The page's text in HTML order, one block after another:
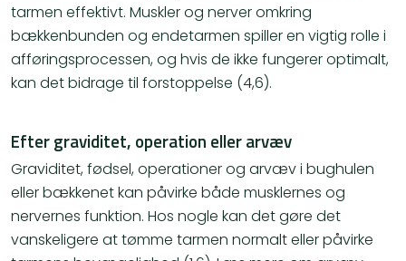
tarmen effektivt. Muskler og nerver omkring
bækkenbunden og endetarmen spiller en vigtig rolle i
afføringsprocessen, og hvis de ikke fungerer optimalt,
kan det bidrage til forstoppelse (4,6).
Efter graviditet, operation eller arvæv
Graviditet, fødsel, operationer og arvæv i bughulen
eller bækkenet kan påvirke både musklernes og
nervernes funktion. Hos nogle kan det gøre det
vanskeligere at tømme tarmen normalt eller påvirke